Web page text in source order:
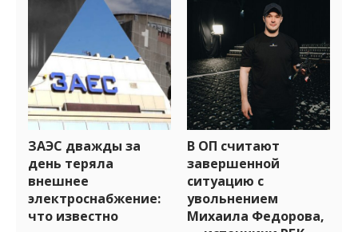
ЗАЭС дважды за
день теряла
внешнее
электроснабжение:
что известно
В ОП считают
завершенной
ситуацию с
увольнением
Михаила Федорова,